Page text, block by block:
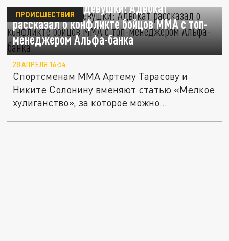
Все началось с девушки: Адвокат
рассказал о конфликте бойцов ММА с топ-
менеджером Альфа-банка
ПРОИСШЕСТВИЯ
28 АПРЕЛЯ 16:54
Спортсменам ММА Артему Тарасову и
Никите Солонину вменяют статью «Мелкое
хулиганство», за которое можно...